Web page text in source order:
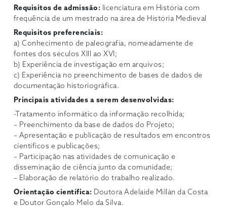
Requisitos de admissão: licenciatura em História com
frequência de um mestrado na área de História Medieval
Requisitos preferenciais:
a) Conhecimento de paleografia, nomeadamente de
fontes dos séculos XIII ao XVI;
b) Experiência de investigação em arquivos;
c) Experiência no preenchimento de bases de dados de
documentação historiográfica.
Principais atividades a serem desenvolvidas:
-Tratamento informático da informação recolhida;
– Preenchimento da base de dados do Projeto;
– Apresentação e publicação de resultados em encontros
científicos e publicações;
– Participação nas atividades de comunicação e
disseminação de ciência junto da comunidade;
– Elaboração de relatório do trabalho realizado.
Orientação científica: Doutora Adelaide Millán da Costa
e Doutor Gonçalo Melo da Silva.